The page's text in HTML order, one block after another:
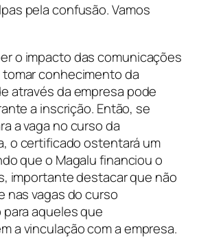
pela confusão. Vamos
o impacto das comunicações
tomar conhecimento da
através da empresa pode
a inscrição. Então, se
a vaga no curso da
o certificado ostentará um
que o Magalu financiou o
importante destacar que não
nas vagas do curso
aqueles que
a vinculação com a empresa.